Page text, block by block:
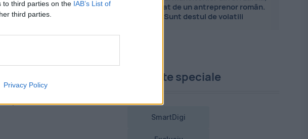
to third parties on the IAB’s List of
third parties.
Privacy Policy
de frontieră
poliţişti din cadrul
Botoşani,
pe raza
explicat de un antreprenor român.
Sunt destul de volatili
Proiecte speciale
SmartDigi